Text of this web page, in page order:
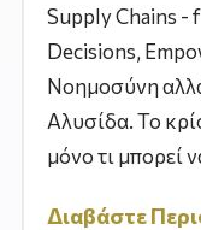
Supply Chains -
Decisions,
Νοημοσύνη
Αλυσίδα. Το
μόνο τι μπορεί
Διαβάστε